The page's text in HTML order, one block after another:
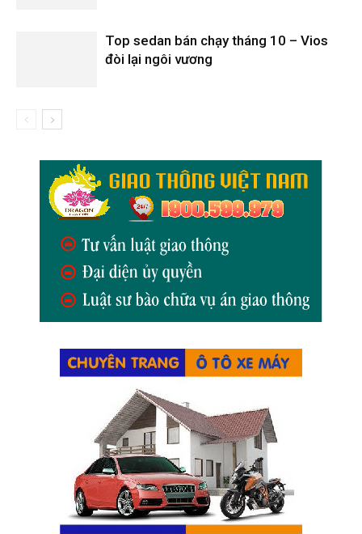
Top sedan bán chạy tháng 10 – Vios
đòi lại ngôi vương